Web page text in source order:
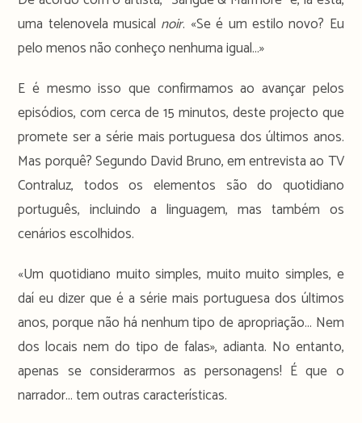
uma telenovela musical noir. «Se é um estilo novo? Eu
pelo menos não conheço nenhuma igual…»
E é mesmo isso que confirmamos ao avançar pelos
episódios, com cerca de 15 minutos, deste projecto que
promete ser a série mais portuguesa dos últimos anos.
Mas porquê? Segundo David Bruno, em entrevista ao TV
Contraluz, todos os elementos são do quotidiano
português, incluindo a linguagem, mas também os
cenários escolhidos.
«Um quotidiano muito simples, muito muito simples, e
daí eu dizer que é a série mais portuguesa dos últimos
anos, porque não há nenhum tipo de apropriação… Nem
dos locais nem do tipo de falas», adianta. No entanto,
apenas se considerarmos as personagens! É que o
narrador… tem outras características.